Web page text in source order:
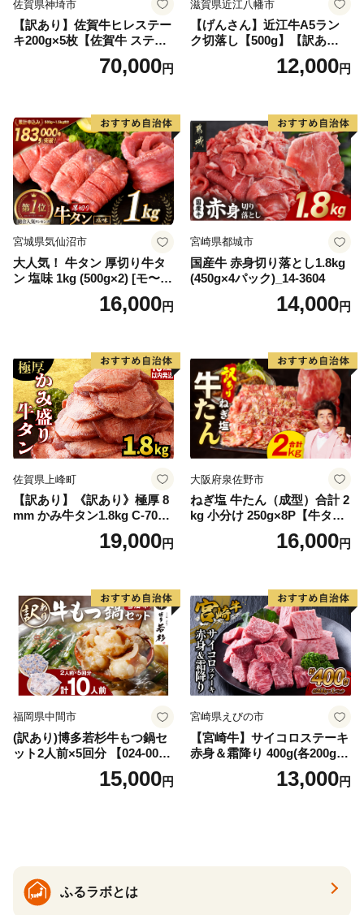
佐賀県神埼市
【訳あり】佐賀牛ヒレステー
キ200g×5枚【佐賀牛 ステー
キ ブランド肉 ヒレ肉 フィレ
肉 ジューシー ヘルシー】(H0
70,000円
滋賀県近江八幡市
【げんさん】近江牛A5ラン
ク切落し【500g】【訳あり】
12,000円
宮城県気仙沼市
大人気！ 牛タン 厚切り牛タ
ン 塩味 1kg (500g×2) [モ〜ラ
ンド 宮城県 気仙沼市 205646
60] 肉 牛肉 精肉 牛たん 牛タ
厚切り タン
16,000円
宮崎県都城市
国産牛 赤身切り落とし1.8kg
(450g×4パック)_14-3604
14,000円
佐賀県上峰町
【訳あり】《訳あり》極厚 8
mm かみ牛タン1.8kg C-709-
19,000円
大阪府泉佐野市
ねぎ塩 牛たん（成型）合計 2
kg 小分け 250g×8P【牛タン
牛肉 焼肉用 薄切り 訳あり サ
16,000円
福岡県中間市
(訳あり)博多若杉牛もつ鍋セ
ット2人前×5回分 【024-002
15,000円
宮崎県えびの市
【宮崎牛】サイコロステーキ
赤身＆霜降り 400g(各200g×
１P 計2P) 真空パック 冷凍
13,000円
ふるラボとは